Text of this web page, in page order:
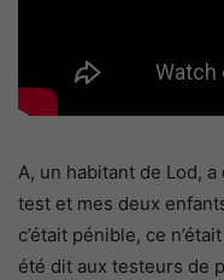
A, un habitant de Lod, a
test et mes deux
c’était pénible, ce
été dit aux testeurs de